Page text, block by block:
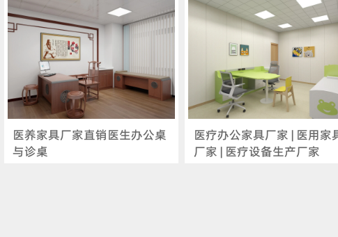
医养家具厂家直销医生办公桌
与诊桌
医疗办公家具厂家 | 医用家
厂家 | 医疗设备生产厂家